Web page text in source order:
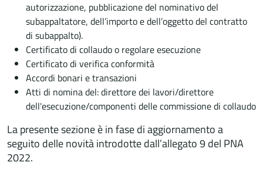
autorizzazione, pubblicazione del nominativo del
subappaltatore, dell’importo e dell’oggetto del contratto
di subappalto).
Certificato di collaudo o regolare esecuzione
Certificato di verifica conformità
Accordi bonari e transazioni
Atti di nomina del: direttore dei lavori/direttore
dell'esecuzione/componenti delle commissione di collaudo
La presente sezione è in fase di aggiornamento a
seguito delle novità introdotte dall’allegato 9 del PNA
2022.